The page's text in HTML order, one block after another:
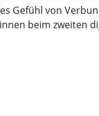
Gefühl von
beim zweiten